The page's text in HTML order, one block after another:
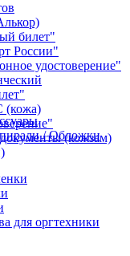
билет"
России"
удостоверение"
(кожзам)
/ Обложки
для оргтехники